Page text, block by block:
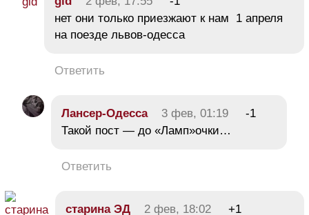
нет они только приезжают к нам 1 апреля
на поезде львов-одесса
Ответить
Лансер-Одесса 3 фев, 01:19
-1
Такой пост — до «Ламп»очки…
Ответить
старина ЭД 2 фев, 18:02
+1